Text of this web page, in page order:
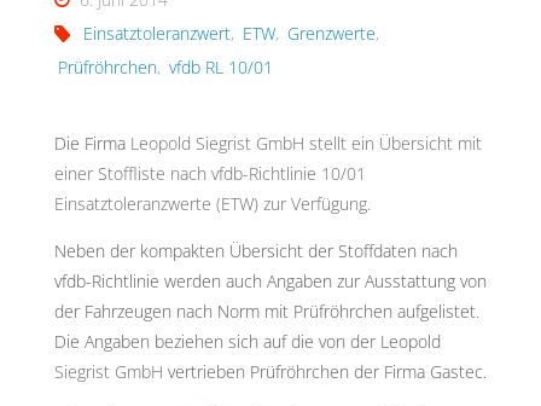
Einsatztoleranzwert, ETW, Grenzwerte,
Prüfröhrchen, vfdb RL 10/01
Die Firma Leopold Siegrist GmbH stellt ein Übersicht mit
einer Stoffliste nach vfdb-Richtlinie 10/01
Einsatztoleranzwerte (ETW) zur Verfügung.
Neben der kompakten Übersicht der Stoffdaten nach
vfdb-Richtlinie werden auch Angaben zur Ausstattung von
der Fahrzeugen nach Norm mit Prüfröhrchen aufgelistet.
Die Angaben beziehen sich auf die von der Leopold
Siegrist GmbH vertrieben Prüfröhrchen der Firma Gastec.